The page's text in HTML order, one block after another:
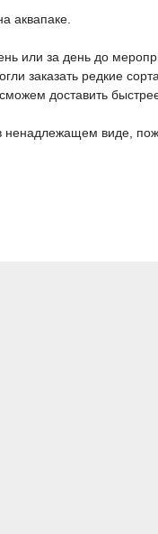
аквапаке.
или за день до
заказать редкие
доставить быстрее
виде,